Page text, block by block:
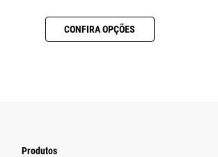
CONFIRA OPÇÕES
Produtos